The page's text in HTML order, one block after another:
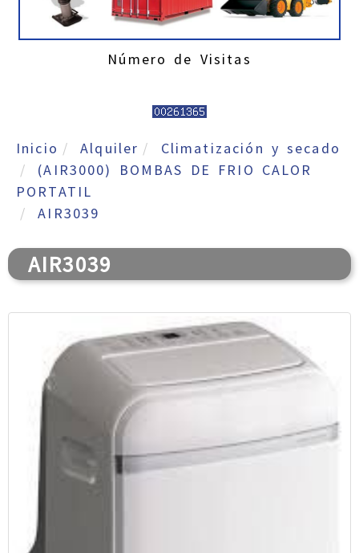
Número de Visitas
Inicio Alquiler
Climatización y secado
(AIR3000) BOMBAS DE FRIO CALOR
PORTATIL
AIR3039
AIR3039